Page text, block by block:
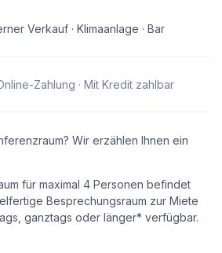
Verkauf · Klimaanlage · Bar
Zahlung · Mit Kredit zahlbar
Wir erzählen Ihnen ein
für maximal 4 Personen befindet
Besprechungsraum zur Miete
ganztags oder länger* verfügbar.